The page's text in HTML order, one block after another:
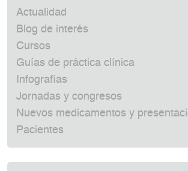
Actualidad
Blog de interés
Cursos
Guías de práctica clínica
Infografías
Jornadas y congresos
Nuevos medicamentos y
Pacientes